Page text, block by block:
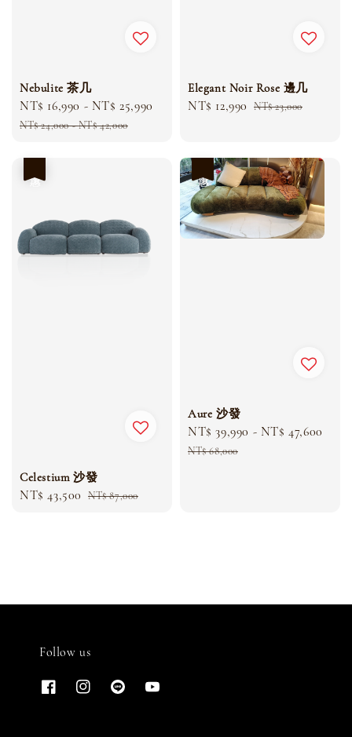
Nebulite 茶几
Sale
price
NT$ 16,990 - NT$ 25,990
Regular
NT$ 24,000-NT$ 42,000
Elegant Noir Rose 邊几
Sale
NT$ 12,990 Regular
NT$ 23,000
Celestium 沙發
Sale
NT$ 43,500 Regular
NT$ 87,000
Aure 沙發
Sale
price
NT$ 39,990 - NT$ 47,600
NT$ 68,000
Follow us